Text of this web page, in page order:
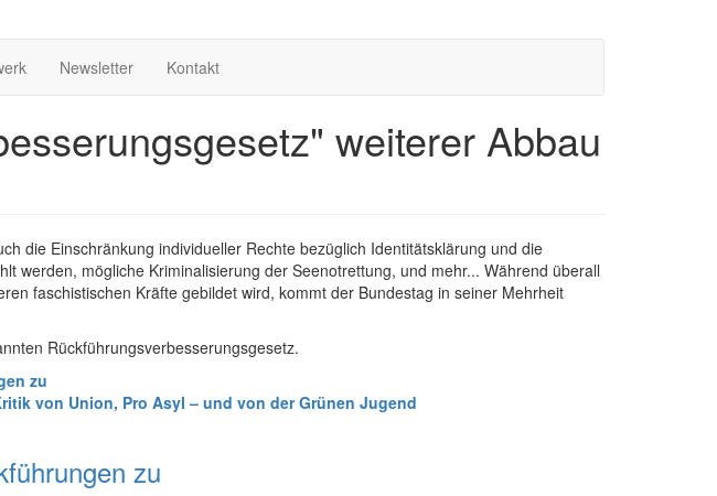
Newsletter Kontakt
weiterer Abbau
die Einschränkung individueller Rechte bezüglich Identitätsklärung und die
werden, mögliche Kriminalisierung der Seenotrettung, und mehr... Während überall
faschistischen Kräfte gebildet wird, kommt der Bundestag in seiner Mehrheit
Rückführungsverbesserungsgesetz.
zu
von Union, Pro Asyl – und von der Grünen Jugend
zu